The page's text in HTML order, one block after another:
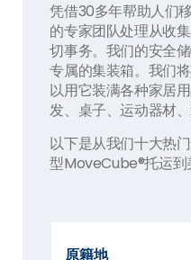
凭借30多年帮助人们
的专家团队处理从收
切事务。我们的安全
专属的集装箱。我们
以用它装满各种家居
发、桌子、运动器材
以下是从我们十大热
型MoveCube®托运到
原籍地